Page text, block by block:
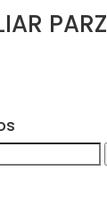
PARZ